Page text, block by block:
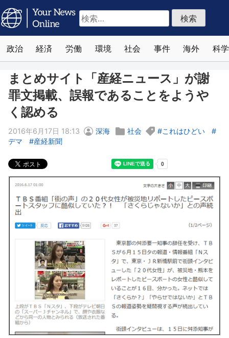
検
索:
政治 経済 労働 環境 社会 事件 海外 科学
まとめサイト「産経ニュース」が謝
罪文掲載、誤報であることをようや
く認める
2016年6月17日 18:13 深海 社会
これはひどい
デマ
産経新聞